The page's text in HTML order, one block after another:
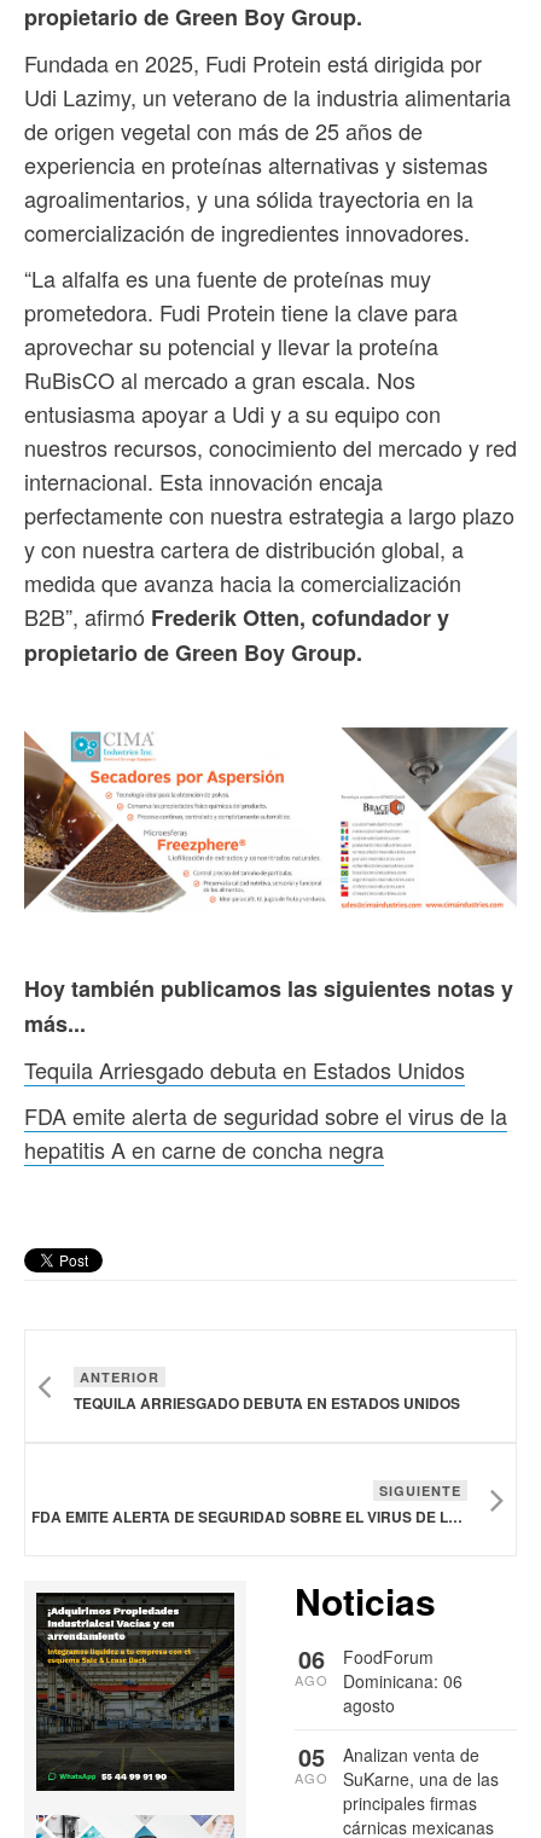
propietario de Green Boy Group.
Fundada en 2025, Fudi Protein está dirigida por
Udi Lazimy, un veterano de la industria alimentaria
de origen vegetal con más de 25 años de
experiencia en proteínas alternativas y sistemas
agroalimentarios, y una sólida trayectoria en la
comercialización de ingredientes innovadores.
“La alfalfa es una fuente de proteínas muy
prometedora. Fudi Protein tiene la clave para
aprovechar su potencial y llevar la proteína
RuBisCO al mercado a gran escala. Nos
entusiasma apoyar a Udi y a su equipo con
nuestros recursos, conocimiento del mercado y red
internacional. Esta innovación encaja
perfectamente con nuestra estrategia a largo plazo
y con nuestra cartera de distribución global, a
medida que avanza hacia la comercialización
B2B”, afirmó Frederik Otten, cofundador y
propietario de Green Boy Group.
Hoy también publicamos las siguientes notas y
más...
Tequila Arriesgado debuta en Estados Unidos
FDA emite alerta de seguridad sobre el virus de la
hepatitis A en carne de concha negra
ANTERIOR
TEQUILA ARRIESGADO DEBUTA EN ESTADOS UNIDOS
SIGUIENTE
FDA EMITE ALERTA DE SEGURIDAD SOBRE EL VIRUS DE LA HEPATITIS A EN CARNE DE CONCHA NEGRA
Noticias
FoodForum
Dominicana: 06
agosto
06
AGO
Analizan venta de
SuKarne, una de las
principales firmas
cárnicas mexicanas
05
AGO